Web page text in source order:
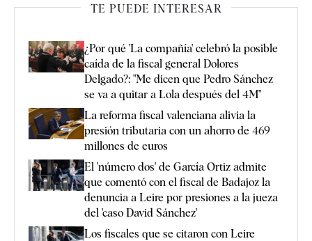
TE PUEDE INTERESAR
¿Por qué 'La compañía' celebró la posible
caída de la fiscal general Dolores
Delgado?: "Me dicen que Pedro Sánchez
se va a quitar a Lola después del 4M"
La reforma fiscal valenciana alivia la
presión tributaria con un ahorro de 469
millones de euros
El 'número dos' de García Ortiz admite
que comentó con el fiscal de Badajoz la
denuncia a Leire por presiones a la jueza
del 'caso David Sánchez'
Los fiscales que se citaron con Leire